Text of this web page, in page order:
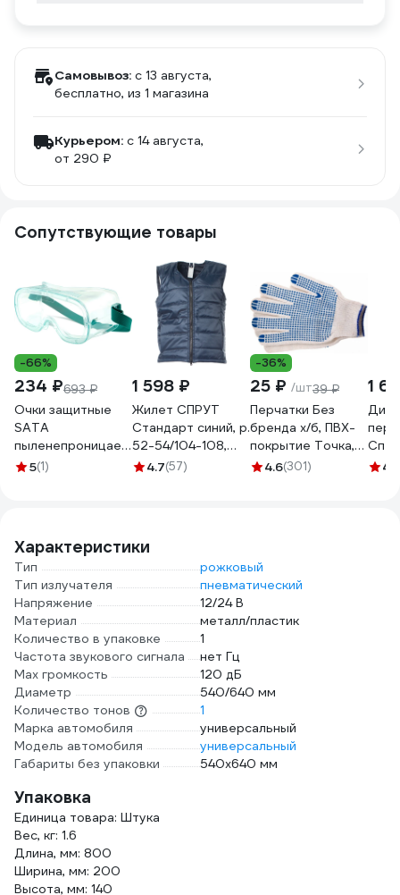
Самовывоз: c 13 августа,
бесплатно, из 1 магазина
Курьером: c 14 августа,
от 290 ₽
Сопутствующие товары
-66%
234 ₽693 ₽
Очки защитные
SATA
пыленепроницаемые,
герметичные от
5(1)
1 598 ₽
Жилет СПРУТ
Стандарт синий, р.
52-54/104-108,
126693
4.7(57)
-36%
25 ₽ /шт39 ₽
Перчатки Без
бренда х/б, ПВХ-
покрытие Точка,
10 класс, стикер
4.6(301)
1
4.5
Характеристики
Тип
рожковый
Тип излучателя
пневматический
Напряжение
12/24 В
Материал
металл/пластик
Количество в упаковке
1
Частота звукового сигнала
нет Гц
Мах громкость
120 дБ
Диаметр
540/640 мм
Количество тонов
1
Марка автомобиля
универсальный
Модель автомобиля
универсальный
Габариты без упаковки
540x640 мм
Упаковка
Единица товара: Штука
Вес, кг: 1.6
Длина, мм: 800
Ширина, мм: 200
Высота, мм: 140